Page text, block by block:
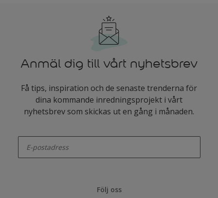
Anmäl dig till vårt nyhetsbrev
Få tips, inspiration och de senaste trenderna för
dina kommande inredningsprojekt i vårt
nyhetsbrev som skickas ut en gång i månaden.
Följ oss